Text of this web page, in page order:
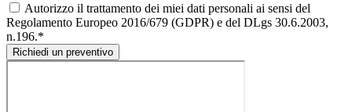
Autorizzo il trattamento dei miei dati personali ai sensi del
Regolamento Europeo 2016/679 (GDPR) e del DLgs 30.6.2003,
n.196.*
Richiedi un preventivo